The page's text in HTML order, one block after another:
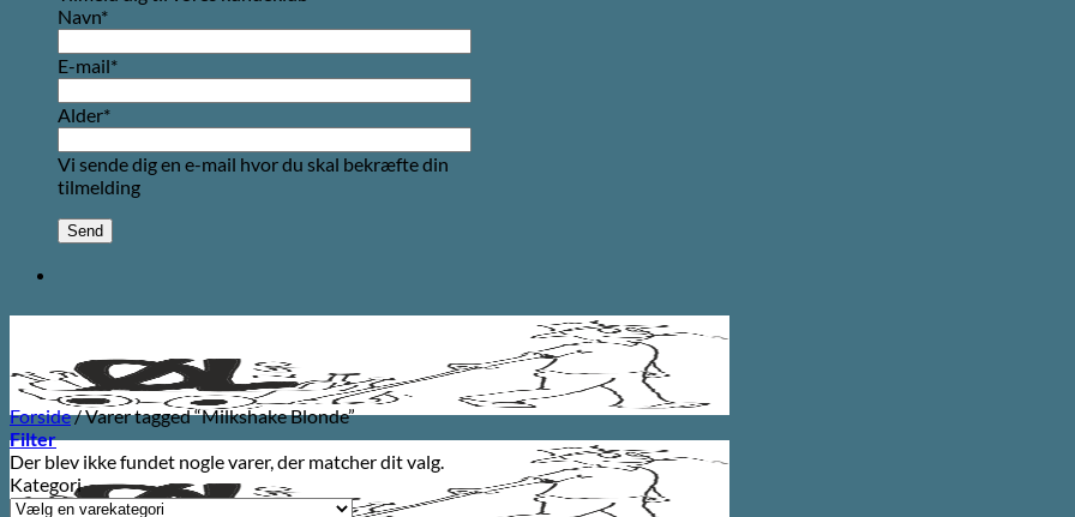
Navn*
E-mail*
Alder*
Vi sende dig en e-mail hvor du skal bekræfte din
tilmelding
Forside/Varer tagged “Milkshake Blonde”
Filter
Der blev ikke fundet nogle varer, der matcher dit valg.
Kategori